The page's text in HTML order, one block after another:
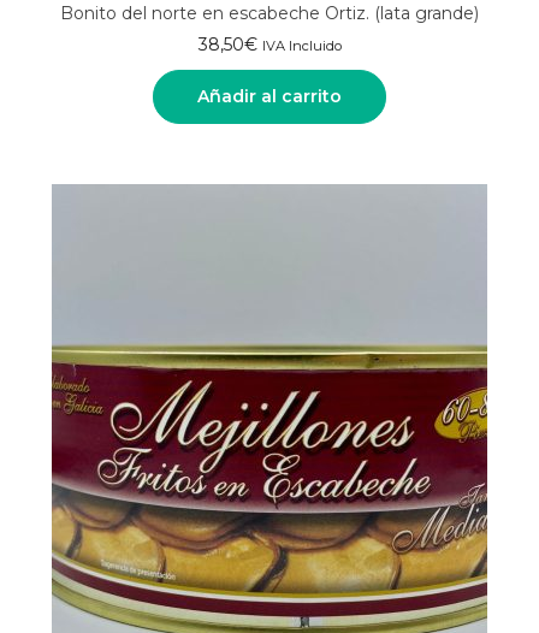
Bonito del norte en escabeche Ortiz. (lata grande)
38,50€ IVA Incluido
Añadir al carrito